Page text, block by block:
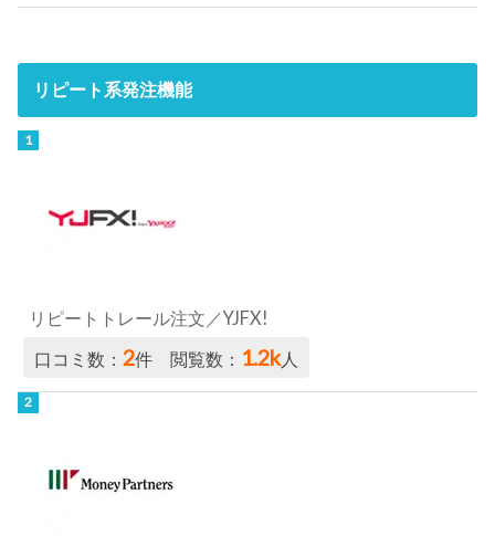
リピート系発注機能
リピートトレール注文／YJFX!
口コミ数：2件 閲覧数： 1.2k人